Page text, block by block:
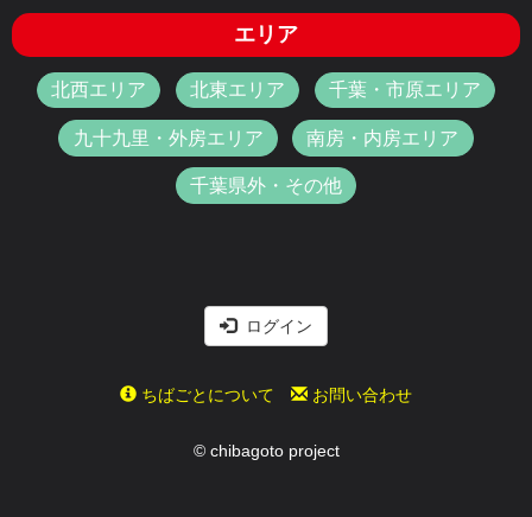
エリア
北西エリア 北東エリア 千葉・市原エリア
九十九里・外房エリア 南房・内房エリア
千葉県外・その他
ログイン
ちばごとについて お問い合わせ
© chibagoto project